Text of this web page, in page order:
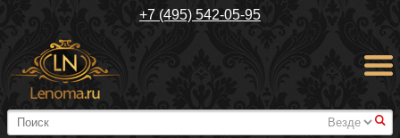
+7 (495) 542-05-95
#